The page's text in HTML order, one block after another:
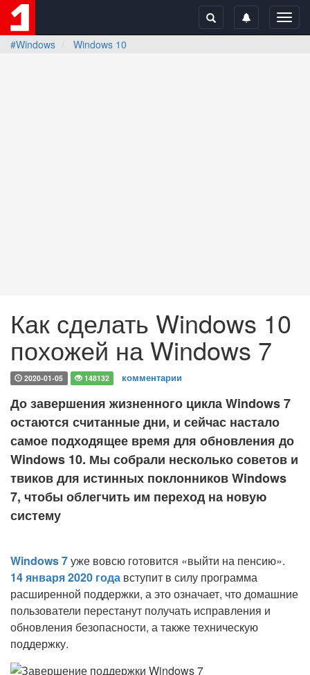
#Windows
Windows 10
Как сделать Windows 10
похожей на Windows 7
2020-01-05 148132 комментарии
До завершения жизненного цикла Windows 7
остаются считанные дни, и сейчас настало
самое подходящее время для обновления до
Windows 10. Мы собрали несколько советов и
твиков для истинных поклонников Windows
7, чтобы облегчить им переход на новую
систему
Windows 7уже вовсю готовится «выйти на пенсию».
14 января 2020 года вступит в силу программа
расширенной поддержки, а это означает, что домашние
пользователи перестанут получать исправления и
обновления безопасности, а также техническую
поддержку.